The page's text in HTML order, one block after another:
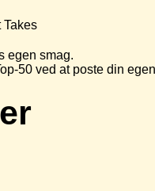
Takes
egen smag.
50 ved at poste din